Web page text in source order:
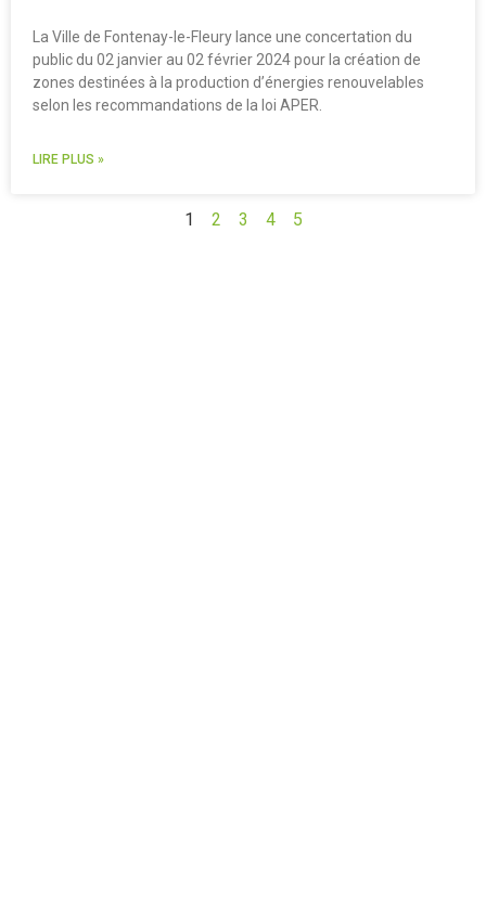
La Ville de Fontenay-le-Fleury lance une concertation du
public du 02 janvier au 02 février 2024 pour la création de
zones destinées à la production d’énergies renouvelables
selon les recommandations de la loi APER.
LIRE PLUS »
1 2 3 4 5